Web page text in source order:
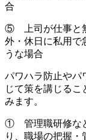
合
⑤ 上司が仕事と
外・休日に私用で
うな場合
パワハラ防止やパ
じて策を講じるこ
みます。
① 管理職研修など
り、職場の把握